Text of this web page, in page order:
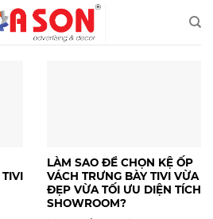
LÀM SAO ĐỂ CHỌN KỆ ỐP
VÁCH TRƯNG BÀY TIVI VỪA
ĐẸP VỪA TỐI ƯU DIỆN TÍCH
SHOWROOM?